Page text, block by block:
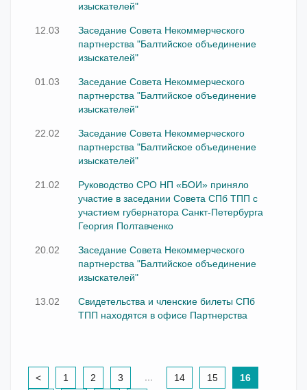
изыскателей"
12.03
Заседание Совета Некоммерческого
партнерства "Балтийское объединение
изыскателей"
01.03
Заседание Совета Некоммерческого
партнерства "Балтийское объединение
изыскателей"
22.02
Заседание Совета Некоммерческого
партнерства "Балтийское объединение
изыскателей"
21.02
Руководство СРО НП «БОИ» приняло
участие в заседании Совета СПб ТПП с
участием губернатора Санкт-Петербурга
Георгия Полтавченко
20.02
Заседание Совета Некоммерческого
партнерства "Балтийское объединение
изыскателей"
13.02
Свидетельства и членские билеты СПб
ТПП находятся в офисе Партнерства
< 1 2 3 14 15
16